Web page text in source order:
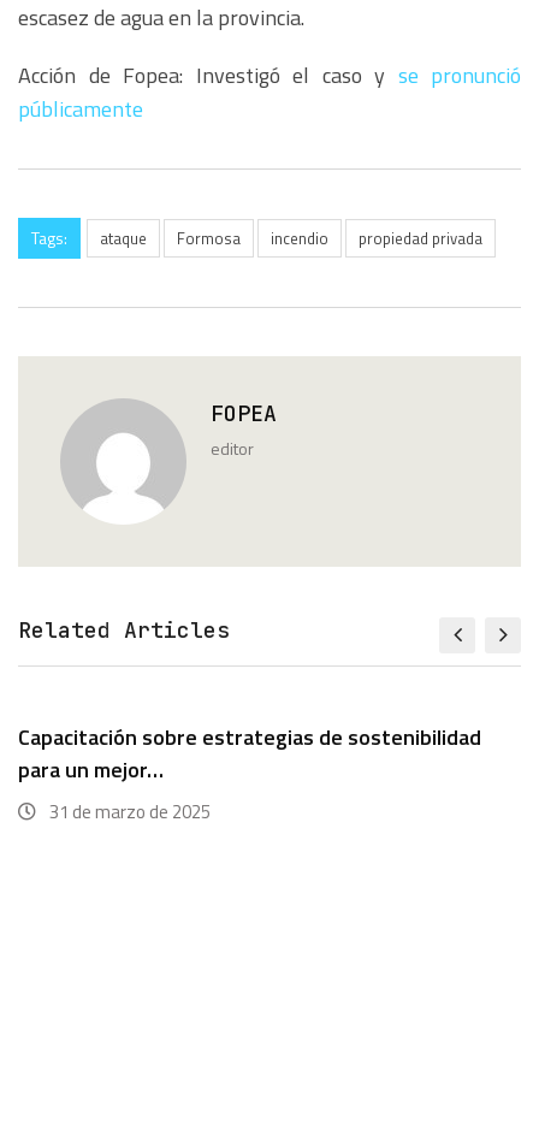
escasez de agua en la provincia.
Acción de Fopea: Investigó el caso y se pronunció
públicamente
Tags: ataque Formosa incendio propiedad privada
FOPEA
editor
Related Articles
Capacitación sobre estrategias de sostenibilidad
para un mejor…
31 de marzo de 2025